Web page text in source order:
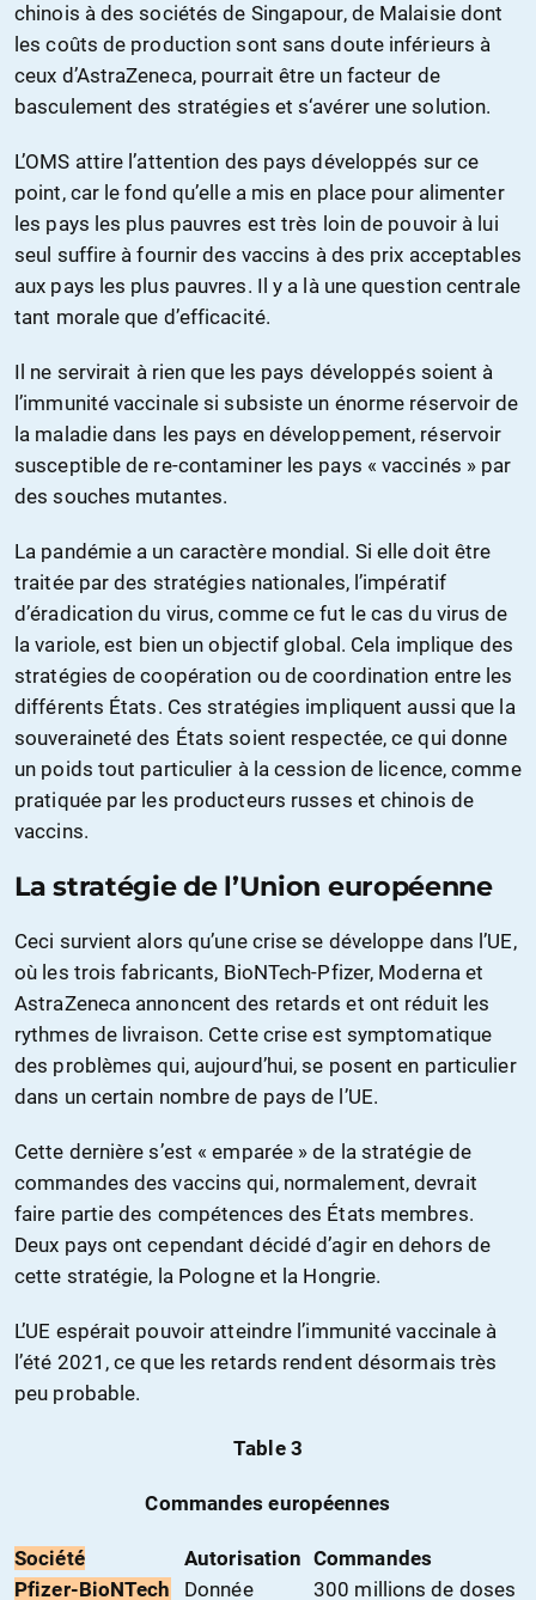
chinois à des sociétés de Singapour, de Malaisie dont
les coûts de production sont sans doute inférieurs à
ceux d’AstraZeneca, pourrait être un facteur de
basculement des stratégies et s‘avérer une solution.
L’OMS attire l’attention des pays développés sur ce
point, car le fond qu’elle a mis en place pour alimenter
les pays les plus pauvres est très loin de pouvoir à lui
seul suffire à fournir des vaccins à des prix acceptables
aux pays les plus pauvres. Il y a là une question centrale
tant morale que d’efficacité.
Il ne servirait à rien que les pays développés soient à
l’immunité vaccinale si subsiste un énorme réservoir de
la maladie dans les pays en développement, réservoir
susceptible de re-contaminer les pays « vaccinés » par
des souches mutantes.
La pandémie a un caractère mondial. Si elle doit être
traitée par des stratégies nationales, l’impératif
d’éradication du virus, comme ce fut le cas du virus de
la variole, est bien un objectif global. Cela implique des
stratégies de coopération ou de coordination entre les
différents États. Ces stratégies impliquent aussi que la
souveraineté des États soient respectée, ce qui donne
un poids tout particulier à la cession de licence, comme
pratiquée par les producteurs russes et chinois de
vaccins.
La stratégie de l’Union européenne
Ceci survient alors qu’une crise se développe dans l’UE,
où les trois fabricants, BioNTech-Pfizer, Moderna et
AstraZeneca annoncent des retards et ont réduit les
rythmes de livraison. Cette crise est symptomatique
des problèmes qui, aujourd’hui, se posent en particulier
dans un certain nombre de pays de l’UE.
Cette dernière s’est « emparée » de la stratégie de
commandes des vaccins qui, normalement, devrait
faire partie des compétences des États membres.
Deux pays ont cependant décidé d’agir en dehors de
cette stratégie, la Pologne et la Hongrie.
L’UE espérait pouvoir atteindre l’immunité vaccinale à
l’été 2021, ce que les retards rendent désormais très
peu probable.
Table 3
Commandes européennes
Société Autorisation Commandes
Pfizer-BioNTech
Donnée 300 millions de doses